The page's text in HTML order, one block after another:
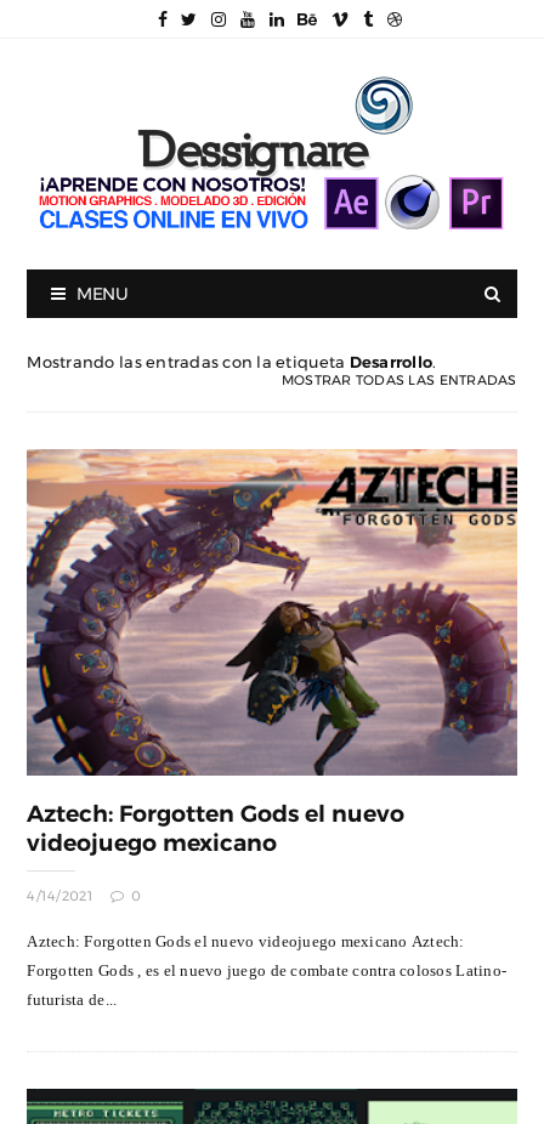
MENU
Mostrando las entradas con la etiqueta Desarrollo.
MOSTRAR TODAS LAS ENTRADAS
Aztech: Forgotten Gods el nuevo
videojuego mexicano
4/14/2021 0
Aztech: Forgotten Gods el nuevo videojuego mexicano Aztech:
Forgotten Gods , es el nuevo juego de combate contra colosos Latino-
futurista de...